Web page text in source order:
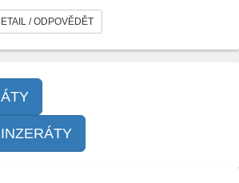
/ ODPOVĚDĚT